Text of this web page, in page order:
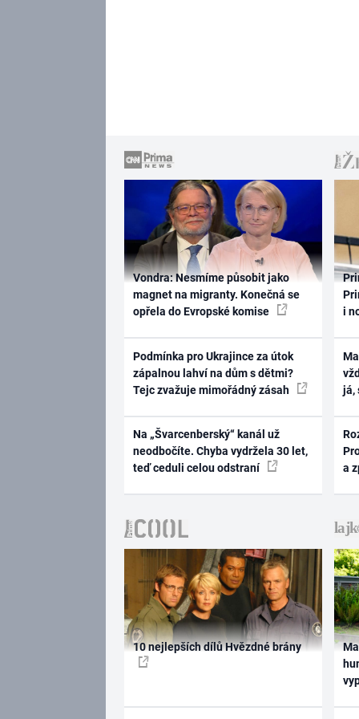
Vondra: Nesmíme působit jako
magnet na migranty. Konečná se
opřela do Evropské komise
Podmínka pro Ukrajince za útok
zápalnou lahví na dům s dětmi?
Tejc zvažuje mimořádný zásah
Na „Švarcenberský“ kanál už
neodbočíte. Chyba vydržela 30 let,
teď ceduli celou odstraní
i
já,
a
10 nejlepších dílů Hvězdné brány